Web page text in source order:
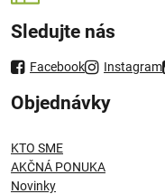
Sledujte nás
Facebook Instagram
Objednávky
KTO SME
AKČNÁ PONUKA
Novinky